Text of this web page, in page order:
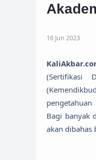
16 Jun 2023
(Sertifikasi
Bagi banyak
akan dibahas